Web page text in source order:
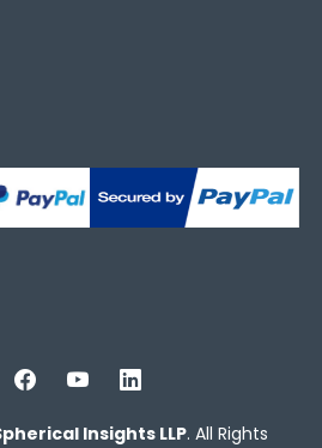
Insights LLP. All Rights